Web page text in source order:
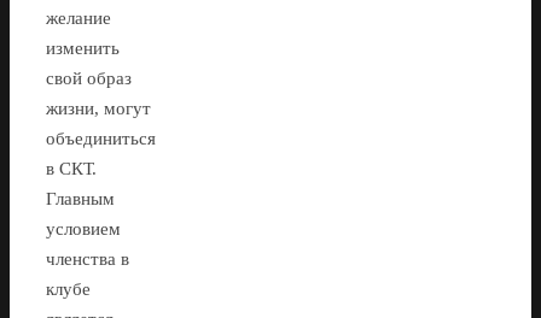
желание
изменить
свой образ
жизни, могут
объединиться
в СКТ.
Главным
условием
членства в
клубе